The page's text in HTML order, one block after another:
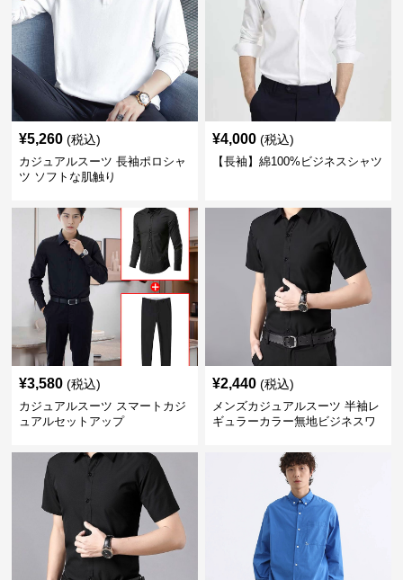
¥5,260 (税込)
カジュアルスーツ 長袖ポロシャ
ツ ソフトな肌触り
¥4,000 (税込)
【長袖】綿100%ビジネスシャツ
¥3,580 (税込)
カジュアルスーツ スマートカジ
ュアルセットアップ
¥2,440 (税込)
メンズカジュアルスーツ 半袖レ
ギュラーカラー無地ビジネスワ